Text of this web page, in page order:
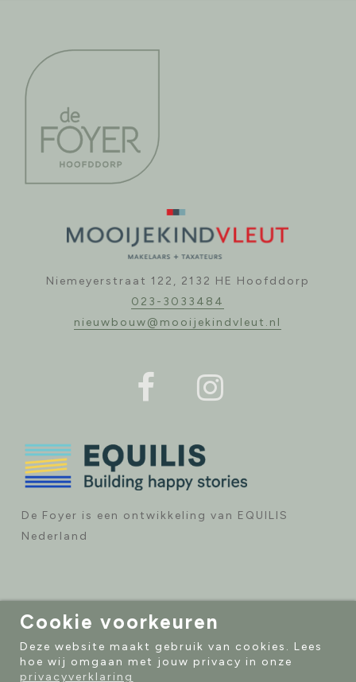
Niemeyerstraat 122, 2132 HE Hoofddorp
023-3033484
nieuwbouw@mooijekindvleut.nl
De Foyer is een ontwikkeling van EQUILIS
Nederland
© 2026 DE FOYER. - WEBSITE DOOR SIXTYSEVEN
VASTGOEDCOMMUNICATIE
Cookie voorkeuren
Deze website maakt gebruik van cookies. Lees
hoe wij omgaan met jouw privacy in onze
privacyverklaring